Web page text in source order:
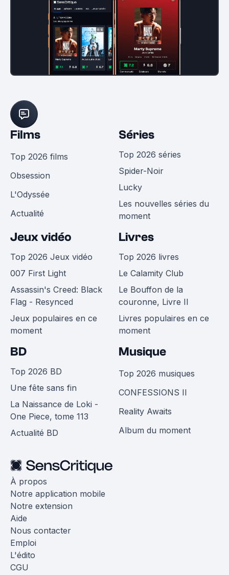
Films
Top 2026 films
Obsession
L'Odyssée
Actualité
Séries
Top 2026 séries
Spider-Noir
Lucky
Les nouvelles séries du
moment
Jeux vidéo
Top 2026 Jeux vidéo
007 First Light
Assassin's Creed: Black
Flag - Resynced
Jeux populaires en ce
moment
Livres
Top 2026 livres
Le Calamity Club
Le Bouffon de la
couronne, Livre II
Livres populaires en ce
moment
BD
Top 2026 BD
Une fête sans fin
La Naissance de Loki -
One Piece, tome 113
Actualité BD
Musique
Top 2026 musiques
CONFESSIONS II
Reality Awaits
Album du moment
À propos
Notre application mobile
Notre extension
Aide
Nous contacter
Emploi
L'édito
CGU